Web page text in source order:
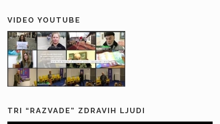
VIDEO YOUTUBE
TRI “RAZVADE” ZDRAVIH LJUDI